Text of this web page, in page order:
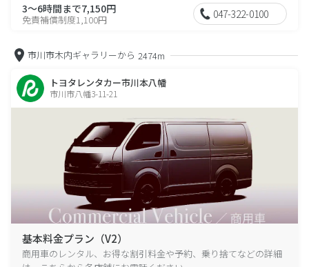
3～6時間まで7,150円
免責補償制度1,100円 047-322-0100
市川市木内ギャラリーから 2474m
トヨタレンタカー市川本八幡
市川市八幡3-11-21
基本料金プラン（V2）
商用車のレンタル、お得な割引料金や予約、乗り捨てなどの詳細